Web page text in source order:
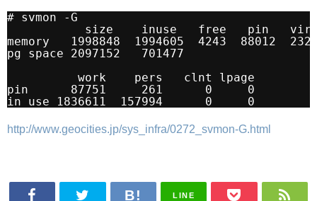
# svmon -G
size    inuse   free   pin
memory   1998848  1994605  4243  88012
pg space 2097152   701477
work    pers   clnt lpage
pin      87751     261      0     0
in use 1836611  157994      0     0
http://www.geocities.jp/sys_infra/0272_svmon-G.html
LINE